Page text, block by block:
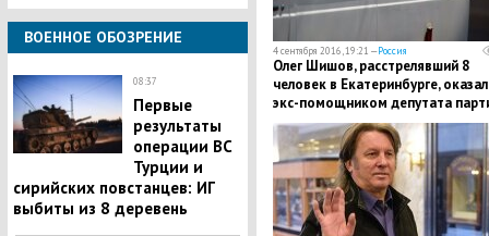
ВОЕННОЕ ОБОЗРЕНИЕ
08:37
Первые
результаты
операции ВС
Турции и
сирийских повстанцев: ИГ
выбиты из 8 деревень
4 сентября 2016, 19:21 —Россия
Олег Шишов, расстрелявший 8
человек в Екатеринбурге,
экс-помощником депутата
"Справедливая Россия" Озерова